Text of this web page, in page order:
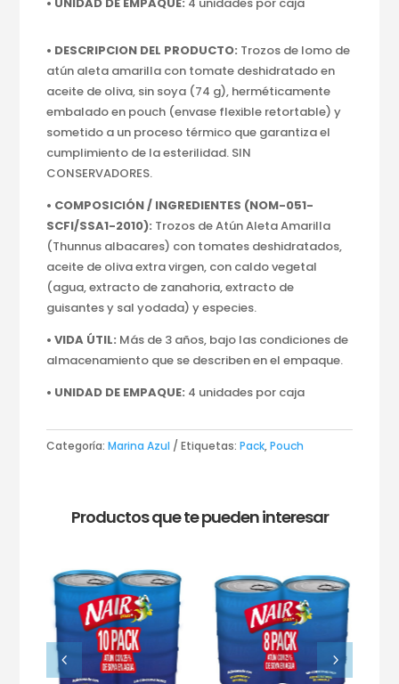
• UNIDAD DE EMPAQUE: 4 unidades por caja
• DESCRIPCION DEL PRODUCTO: Trozos de lomo de
atún aleta amarilla con tomate deshidratado en
aceite de oliva, sin soya (74 g), herméticamente
embalado en pouch (envase flexible retortable) y
sometido a un proceso térmico que garantiza el
cumplimiento de la esterilidad. SIN
CONSERVADORES.
• COMPOSICIÓN / INGREDIENTES (NOM-051-
SCFI/SSA1-2010): Trozos de Atún Aleta Amarilla
(Thunnus albacares) con tomates deshidratados,
aceite de oliva extra virgen, con caldo vegetal
(agua, extracto de zanahoria, extracto de
guisantes y sal yodada) y especies.
• VIDA ÚTIL: Más de 3 años, bajo las condiciones de
almacenamiento que se describen en el empaque.
• UNIDAD DE EMPAQUE: 4 unidades por caja
Categoría:Marina Azul Etiquetas:Pack,Pouch
Productos que te pueden interesar
4 5